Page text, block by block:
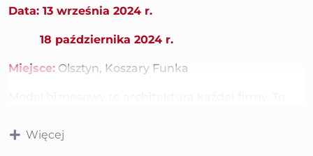
Data: 13 września 2024 r.
18 października 2024 r.
Miejsce: Olsztyn, Koszary Funka
biznesowy to sposób, w jaki firmy wykorzystują swój
Więcej